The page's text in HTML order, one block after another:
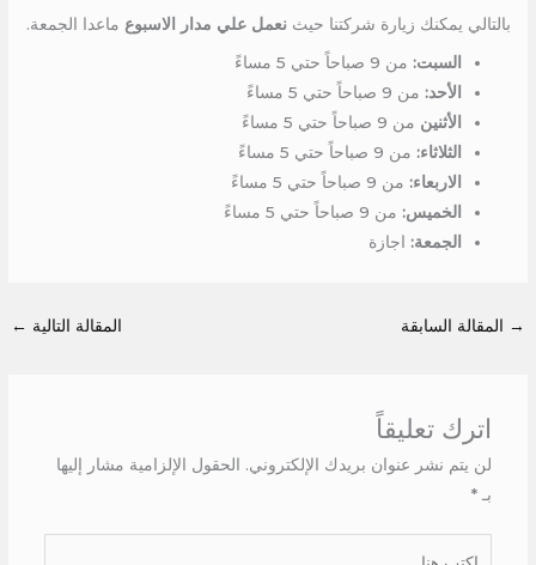
بالتالي يمكنك زيارة شركتنا حيثنعمل علي مدار الاسبوع ماعدا الجمعة.
السبت: من 9 صباحاً حتي 5 مساءً
الأحد: من 9 صباحاً حتي 5 مساءً
الأثنين من 9 صباحاً حتي 5 مساءً
الثلاثاء: من 9 صباحاً حتي 5 مساءً
الاربعاء: من 9 صباحاً حتي 5 مساءً
الخميس: من 9 صباحاً حتي 5 مساءً
الجمعة: اجازة
→ المقالة السابقة المقالة التالية ←
اترك تعليقاً
لن يتم نشر عنوان بريدك الإلكتروني. الحقول الإلزامية مشار إليها
بـ *